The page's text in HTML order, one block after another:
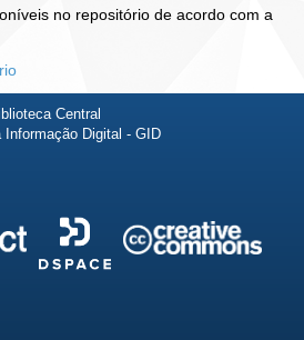
no repositório de acordo com a
Central
Informação Digital - GID